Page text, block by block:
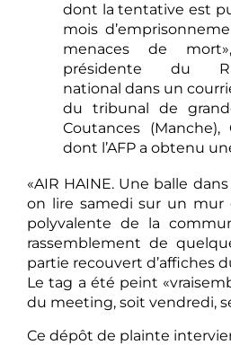
dont la tentative est
mois
menaces de
présidente du
national dans un
du tribunal de
Coutances (Manche),
dont l’AFP a obtenu
«AIR HAINE. Une balle
on lire samedi sur un mur
polyvalente de la
rassemblement de
partie recouvert d’affiches
Le tag a été peint
du meeting, soit vendredi,
Ce dépôt de plainte